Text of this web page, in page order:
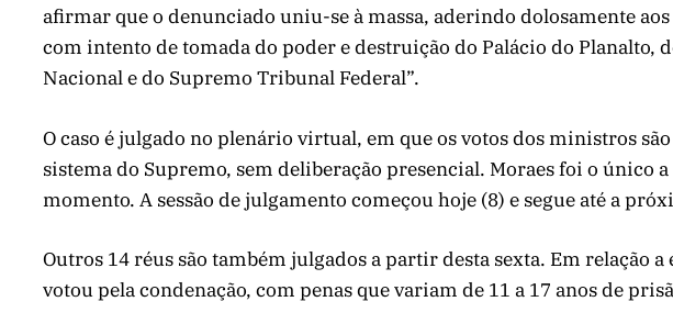
afirmar que o denunciado uniu-se à massa, aderindo dolosamente
com intento de tomada do poder e destruição do Palácio do Planalto,
Nacional e do Supremo Tribunal Federal”.
O caso é julgado no plenário virtual, em que os votos dos ministros
sistema do Supremo, sem deliberação presencial. Moraes foi o único a
momento. A sessão de julgamento começou hoje (8) e segue até a
Outros 14 réus são também julgados a partir desta sexta. Em relação a
votou pela condenação, com penas que variam de 11 a 17 anos de